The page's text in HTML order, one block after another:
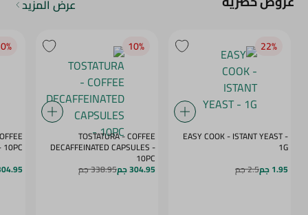
عرض المزيد
22‎%‎
EASY COOK - ISTANT YEAST -
1G
1.95 جم
2.5 جم
10‎%‎
TOSTATURA - COFFEE
DECAFFEINATED CAPSULES -
10PC
304.95 جم 338.95 جم
VANILLA - 10PC
304.95